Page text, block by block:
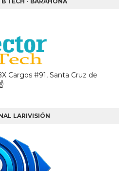
Cargos #91, Santa Cruz de
LARIVISIÓN